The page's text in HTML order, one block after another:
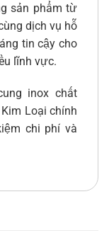
sản phẩm từ
dịch vụ hỗ
tin cậy cho
lĩnh vực.
inox chất
Loại chính
chi phí và